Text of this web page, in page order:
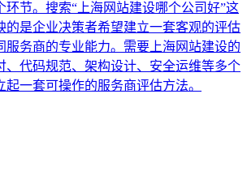
环节。搜索“上海网站建设哪个公司好”这
的是企业决策者希望建立一套客观的评估
服务商的专业能力。需要上海网站建设的
、代码规范、架构设计、安全运维等多个
一套可操作的服务商评估方法。